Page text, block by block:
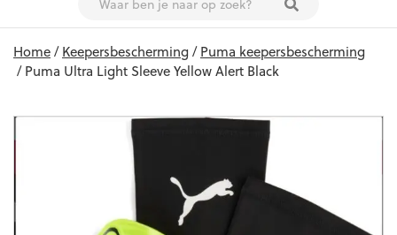
content
Home/Keepersbescherming/Puma keepersbescherming
/ Puma Ultra Light Sleeve Yellow Alert Black